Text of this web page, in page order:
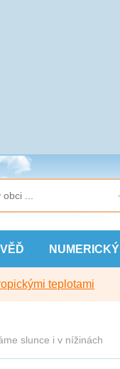
NUMERICKÝ
teplotami
slunce i v nížinách